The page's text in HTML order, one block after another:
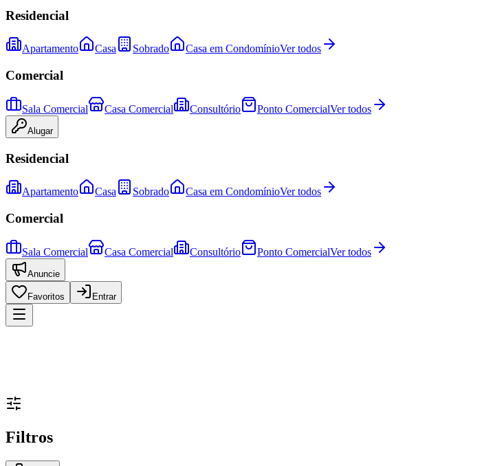
Residencial
Apartamento Casa Sobrado Casa em CondomínioVer todos
Comercial
Sala Comercial Casa Comercial Consultório Ponto ComercialVer todos
Alugar
Residencial
Apartamento Casa Sobrado Casa em CondomínioVer todos
Comercial
Sala Comercial Casa Comercial Consultório Ponto ComercialVer todos
Anuncie
Favoritos Entrar
Filtros